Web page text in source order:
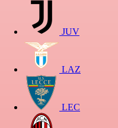
JUV
LAZ
LEC